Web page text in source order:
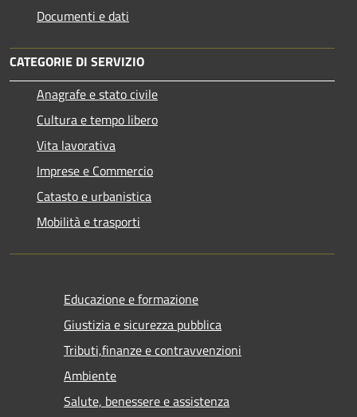
Documenti e dati
CATEGORIE DI SERVIZIO
Anagrafe e stato civile
Cultura e tempo libero
Vita lavorativa
Imprese e Commercio
Catasto e urbanistica
Mobilità e trasporti
Educazione e formazione
Giustizia e sicurezza pubblica
Tributi,finanze e contravvenzioni
Ambiente
Salute, benessere e assistenza